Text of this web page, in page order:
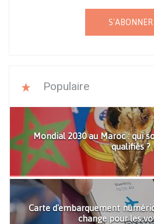
S'ABONNER
Populaire
Mondial 2030 au Maroc : qui
qualifiés ?
Carte d'embarquement
change pour les